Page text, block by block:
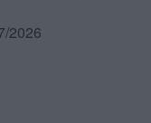
2026